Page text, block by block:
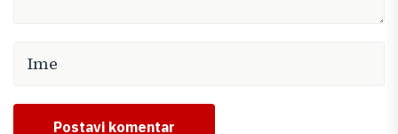
Postavi komentar